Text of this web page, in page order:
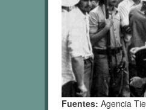
Fuentes: Agencia